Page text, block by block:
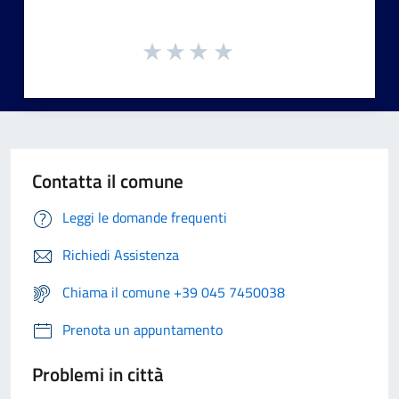
Contatta il comune
Leggi le domande frequenti
Richiedi Assistenza
Chiama il comune +39 045 7450038
Prenota un appuntamento
Problemi in città